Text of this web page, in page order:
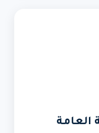
العامة